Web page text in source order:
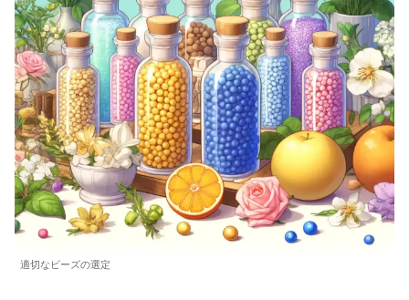
適切なビーズの選定